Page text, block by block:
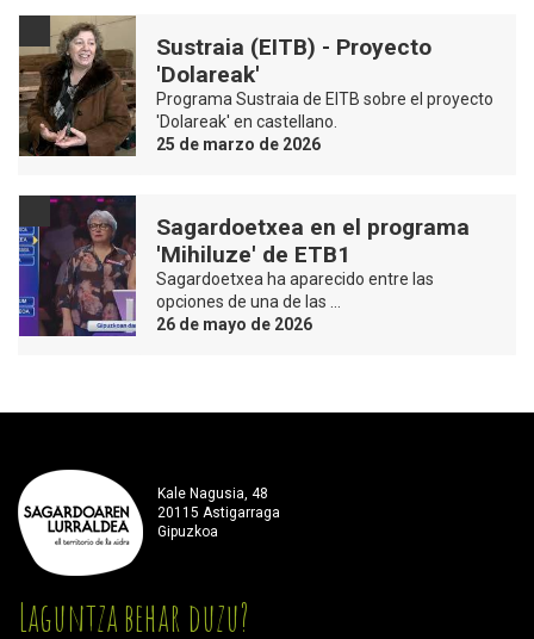
Sustraia (EITB) - Proyecto
'Dolareak'
Programa Sustraia de EITB sobre el proyecto
'Dolareak' en castellano.
25 de marzo de 2026
Sagardoetxea en el programa
'Mihiluze' de ETB1
Sagardoetxea ha aparecido entre las
opciones de una de las …
26 de mayo de 2026
Kale Nagusia, 48
20115 Astigarraga
Gipuzkoa
Laguntza behar duzu?